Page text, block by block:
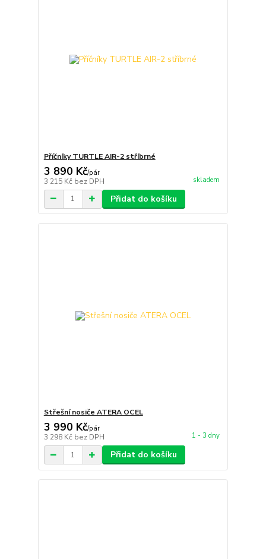
Příčníky TURTLE AIR-2 stříbrné
3 890 Kč/pár
3 215 Kč bez DPH skladem
Přidat do košíku
Střešní nosiče ATERA OCEL
3 990 Kč/pár
3 298 Kč bez DPH 1 - 3 dny
Přidat do košíku